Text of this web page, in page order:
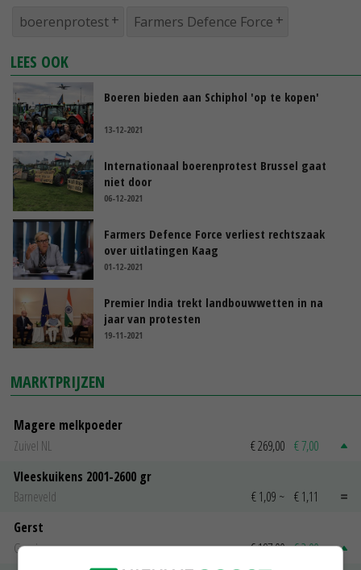
boerenprotest Farmers Defence Force
LEES OOK
Boeren bieden aan Schiphol 'op te kopen'
13-12-2021
Internationaal boerenprotest Brussel gaat
niet door
06-12-2021
Farmers Defence Force verliest rechtszaak
over uitlatingen Kaag
01-12-2021
Premier India trekt landbouwwetten in na
jaar van protesten
19-11-2021
MARKTPRIJZEN
Magere melkpoeder
Zuivel NL
€ 269,00 € 7,00
Vleeskuikens 2001-2600 gr
Barneveld
€ 1,09 ~ € 1,11
Gerst
Groningen
€ 197,00 € 2,00